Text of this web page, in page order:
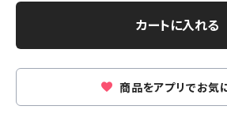
カートに入れる
商品をアプリでお気